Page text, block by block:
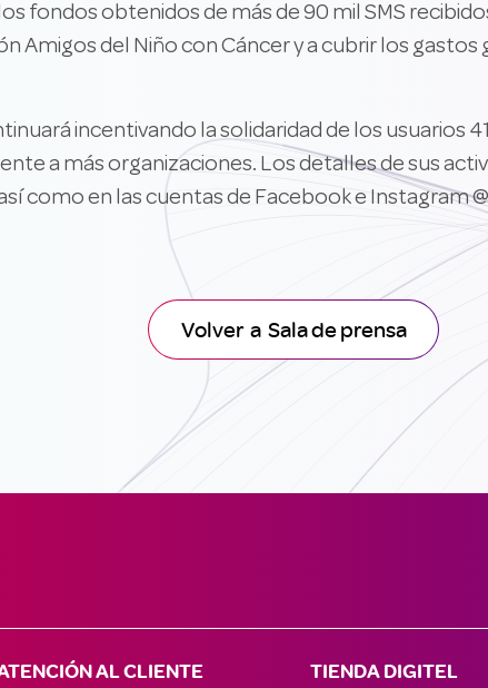
fondos obtenidos de más de 90 mil SMS
Amigos del Niño con Cáncer y a cubrir los
incentivando la solidaridad de los usuarios
a más organizaciones. Los detalles de sus
como en las cuentas de Facebook e Instagram
Volver a Sala de prensa
AL CLIENTE TIENDA DIGITEL